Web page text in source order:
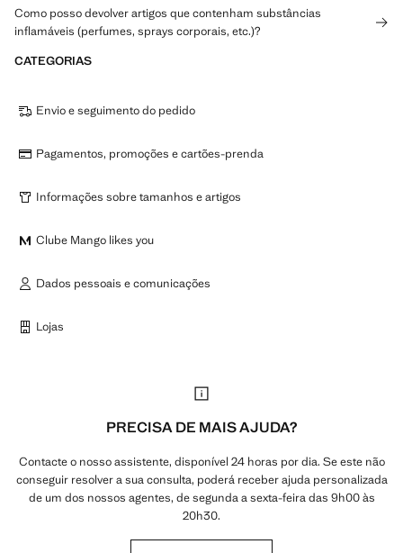
Como posso devolver artigos que contenham substâncias
inflamáveis (perfumes, sprays corporais, etc.)?
CATEGORIAS
Envio e seguimento do pedido
Pagamentos, promoções e cartões-prenda
Informações sobre tamanhos e artigos
Clube Mango likes you
Dados pessoais e comunicações
Lojas
PRECISA DE MAIS AJUDA?
Contacte o nosso assistente, disponível 24 horas por dia. Se este não
conseguir resolver a sua consulta, poderá receber ajuda personalizada
de um dos nossos agentes, de segunda a sexta-feira das 9h00 às
20h30.